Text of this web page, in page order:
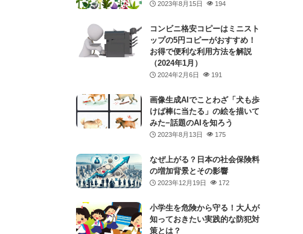
2023年8月15日 194
コンビニ格安コピーはミニスト
ップの5円コピーがおすすめ！
お得で便利な利用方法を解説
（2024年1月）
2024年2月6日 191
画像生成AIでことわざ「犬も歩
けば棒に当たる」の絵を描いて
みた−話題のAIを知ろう
2023年8月13日 175
なぜ上がる？日本の社会保険料
の増加背景とその影響
2023年12月19日 172
小学生を危険から守る！大人が
知っておきたい実践的な防犯対
策とは？